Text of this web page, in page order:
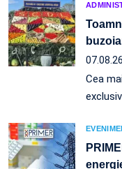
Cea